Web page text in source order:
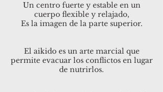
Un centro fuerte y estable en un
cuerpo flexible y relajado,
Es la imagen de la parte superior.
El aikido es un arte marcial que
permite evacuar los conflictos en lugar
de nutrirlos.